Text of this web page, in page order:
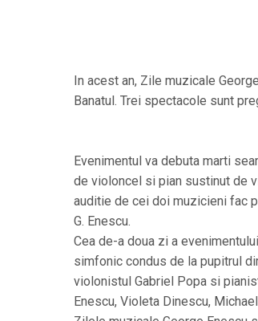
In acest an, Zile muzicale
Banatul. Trei spectacole sunt
Evenimentul va debuta marti
de violoncel si pian sustinut de
auditie de cei doi muzicieni fac
G. Enescu.
Cea de-a doua zi a
simfonic condus de la pupitrul
violonistul Gabriel Popa si
Enescu, Violeta Dinescu,